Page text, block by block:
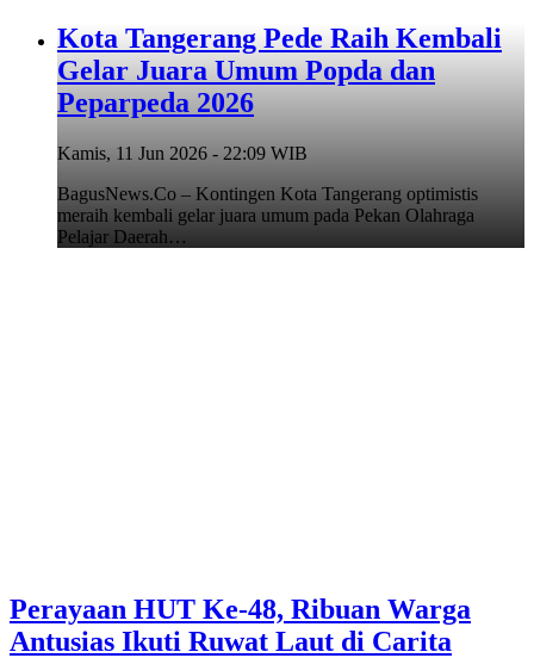
Kota Tangerang Pede Raih Kembali
Gelar Juara Umum Popda dan
Peparpeda 2026
Kamis, 11 Jun 2026 - 22:09 WIB
BagusNews.Co – Kontingen Kota Tangerang optimistis
meraih kembali gelar juara umum pada Pekan Olahraga
Pelajar Daerah…
Perayaan HUT Ke-48, Ribuan Warga
Antusias Ikuti Ruwat Laut di Carita